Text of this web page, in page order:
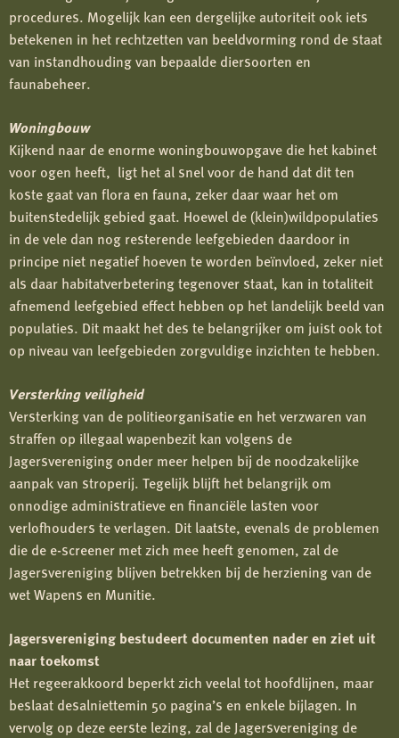
procedures. Mogelijk kan een dergelijke autoriteit ook iets
betekenen in het rechtzetten van beeldvorming rond de staat
van instandhouding van bepaalde diersoorten en
faunabeheer.
Woningbouw
Kijkend naar de enorme woningbouwopgave die het kabinet
voor ogen heeft, ligt het al snel voor de hand dat dit ten
koste gaat van flora en fauna, zeker daar waar het om
buitenstedelijk gebied gaat. Hoewel de (klein)wildpopulaties
in de vele dan nog resterende leefgebieden daardoor in
principe niet negatief hoeven te worden beïnvloed, zeker niet
als daar habitatverbetering tegenover staat, kan in totaliteit
afnemend leefgebied effect hebben op het landelijk beeld van
populaties. Dit maakt het des te belangrijker om juist ook tot
op niveau van leefgebieden zorgvuldige inzichten te hebben.
Versterking veiligheid
Versterking van de politieorganisatie en het verzwaren van
straffen op illegaal wapenbezit kan volgens de
Jagersvereniging onder meer helpen bij de noodzakelijke
aanpak van stroperij. Tegelijk blijft het belangrijk om
onnodige administratieve en financiële lasten voor
verlofhouders te verlagen. Dit laatste, evenals de problemen
die de e-screener met zich mee heeft genomen, zal de
Jagersvereniging blijven betrekken bij de herziening van de
wet Wapens en Munitie.
Jagersvereniging bestudeert documenten nader en ziet uit
naar toekomst
Het regeerakkoord beperkt zich veelal tot hoofdlijnen, maar
beslaat desalniettemin 50 pagina’s en enkele bijlagen. In
vervolg op deze eerste lezing, zal de Jagersvereniging de